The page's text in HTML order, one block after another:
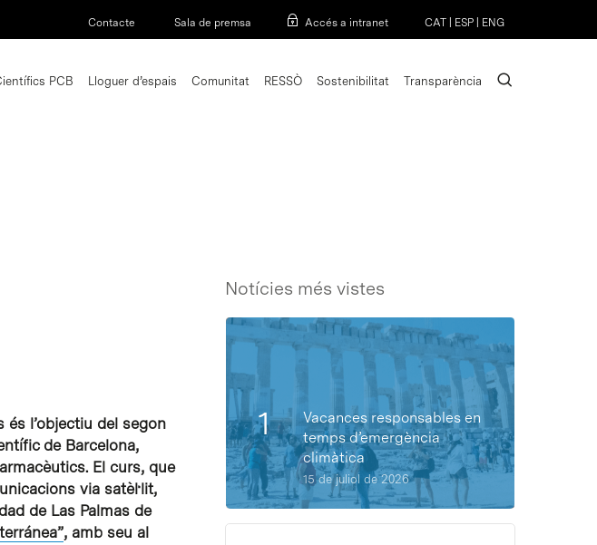
Contacte Sala de premsa Accés a intranet CAT ESP ENG
PCB Lloguer d’espais Comunitat RESSÒ Sostenibilitat Transparència search
l’objectiu del segon
de Barcelona,
El curs, que
via satèl·lit,
de Las Palmas de
, amb seu al
Notícies més vistes
Vacances responsables en
temps d’emergència
climàtica
15 de juliol de 2026